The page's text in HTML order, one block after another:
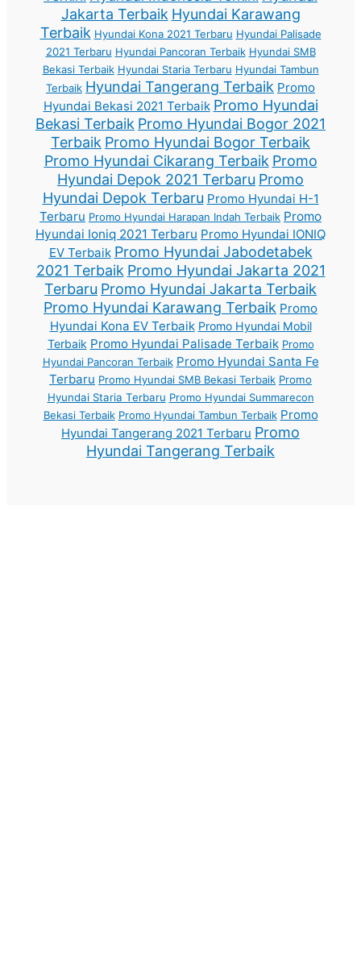
Jakarta Terbaik Hyundai Karawang
Terbaik Hyundai Kona 2021 Terbaru Hyundai Palisade
2021 Terbaru Hyundai Pancoran Terbaik Hyundai SMB
Bekasi Terbaik Hyundai Staria Terbaru Hyundai Tambun
Terbaik Hyundai Tangerang Terbaik Promo
Hyundai Bekasi 2021 Terbaik Promo Hyundai
Bekasi Terbaik Promo Hyundai Bogor 2021
Terbaik Promo Hyundai Bogor Terbaik
Promo Hyundai Cikarang Terbaik Promo
Hyundai Depok 2021 Terbaru Promo
Hyundai Depok Terbaru Promo Hyundai H-1
Terbaru Promo Hyundai Harapan Indah Terbaik Promo
Hyundai Ioniq 2021 Terbaru Promo Hyundai IONIQ
EV Terbaik Promo Hyundai Jabodetabek
2021 Terbaik Promo Hyundai Jakarta 2021
Terbaru Promo Hyundai Jakarta Terbaik
Promo Hyundai Karawang Terbaik Promo
Hyundai Kona EV Terbaik Promo Hyundai Mobil
Terbaik Promo Hyundai Palisade Terbaik Promo
Hyundai Pancoran Terbaik Promo Hyundai Santa Fe
Terbaru Promo Hyundai SMB Bekasi Terbaik Promo
Hyundai Staria Terbaru Promo Hyundai Summarecon
Bekasi Terbaik Promo Hyundai Tambun Terbaik Promo
Hyundai Tangerang 2021 Terbaru Promo
Hyundai Tangerang Terbaik